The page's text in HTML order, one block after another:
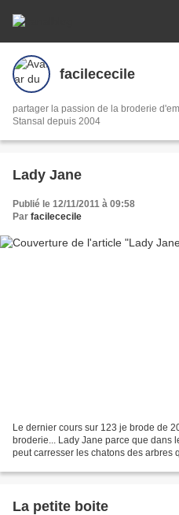
facilececile
partager la passion de la broderie
Stansal depuis 2004
Lady Jane
Publié le 12/11/2011 à 09:58
Par facilececile
Le dernier cours sur 123 je brode de
broderie... Lady Jane parce que dans
peut carresser les chatons des arbres
La petite boite